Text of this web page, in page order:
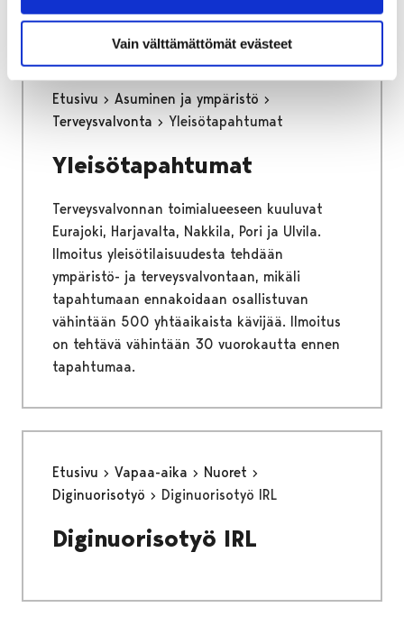
Vain välttämättömät evästeet
Etusivu
Asuminen ja ympäristö
Terveysvalvonta
Yleisötapahtumat
Yleisötapahtumat
Terveysvalvonnan toimialueeseen kuuluvat
Eurajoki, Harjavalta, Nakkila, Pori ja Ulvila.
Ilmoitus yleisötilaisuudesta tehdään
ympäristö- ja terveysvalvontaan, mikäli
tapahtumaan ennakoidaan osallistuvan
vähintään 500 yhtäaikaista kävijää. Ilmoitus
on tehtävä vähintään 30 vuorokautta ennen
tapahtumaa.
Etusivu Vapaa-aika
Nuoret
Diginuorisotyö
Diginuorisotyö IRL
Diginuorisotyö IRL